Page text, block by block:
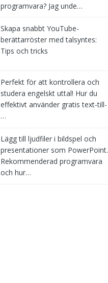
programvara? Jag unde…
Skapa snabbt YouTube-
berättarröster med talsyntes:
Tips och tricks
Perfekt för att kontrollera och
studera engelskt uttal! Hur du
effektivt använder gratis text-till-
…
Lägg till ljudfiler i bildspel och
presentationer som PowerPoint.
Rekommenderad programvara
och hur…